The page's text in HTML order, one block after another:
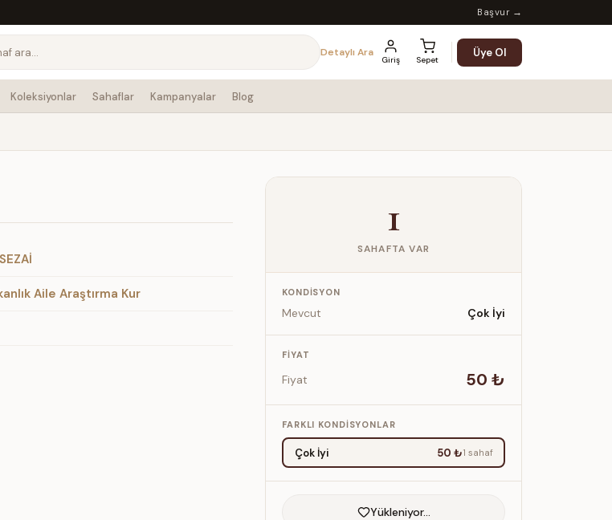
Başvur →
Detaylı Ara
Giriş Sepet
Üye Ol
Koleksiyonlar Sahaflar Kampanyalar Blog
Aile Araştırma Kur
1
SAHAFTA VAR
KONDISYON
Mevcut Çok İyi
FIYAT
Fiyat 50 ₺
FARKLI KONDISYONLAR
Çok İyi 50 ₺1 sahaf
Yükleniyor…